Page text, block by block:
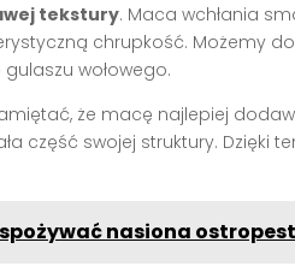
tekstury. Maca wchłania
chrupkość. Możemy
wołowego.
że macę najlepiej
część swojej struktury. Dzięki
nasiona